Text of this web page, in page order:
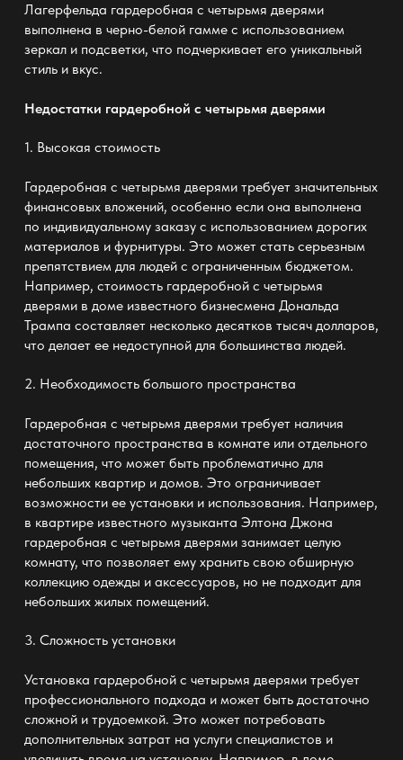
Лагерфельда гардеробная с четырьмя дверями
выполнена в черно-белой гамме с использованием
зеркал и подсветки, что подчеркивает его уникальный
стиль и вкус.
Недостатки гардеробной с четырьмя дверями
1. Высокая стоимость
Гардеробная с четырьмя дверями требует значительных
финансовых вложений, особенно если она выполнена
по индивидуальному заказу с использованием дорогих
материалов и фурнитуры. Это может стать серьезным
препятствием для людей с ограниченным бюджетом.
Например, стоимость гардеробной с четырьмя
дверями в доме известного бизнесмена Дональда
Трампа составляет несколько десятков тысяч долларов,
что делает ее недоступной для большинства людей.
2. Необходимость большого пространства
Гардеробная с четырьмя дверями требует наличия
достаточного пространства в комнате или отдельного
помещения, что может быть проблематично для
небольших квартир и домов. Это ограничивает
возможности ее установки и использования. Например,
в квартире известного музыканта Элтона Джона
гардеробная с четырьмя дверями занимает целую
комнату, что позволяет ему хранить свою обширную
коллекцию одежды и аксессуаров, но не подходит для
небольших жилых помещений.
3. Сложность установки
Установка гардеробной с четырьмя дверями требует
профессионального подхода и может быть достаточно
сложной и трудоемкой. Это может потребовать
дополнительных затрат на услуги специалистов и